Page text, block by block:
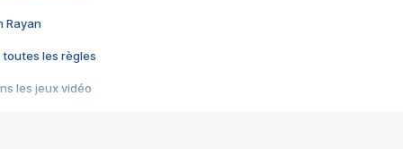
Rayan
toutes les règles
les jeux vidéo